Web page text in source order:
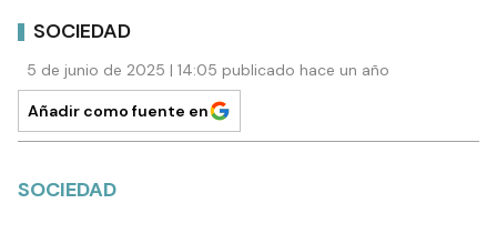
SOCIEDAD
5 de junio de 2025 | 14:05 publicado hace un año
Añadir como fuente en
SOCIEDAD